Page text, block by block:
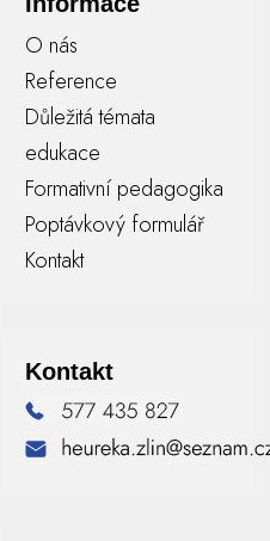
O nás
Reference
Důležitá témata
edukace
Formativní pedagogika
Poptávkový formulář
Kontakt
Kontakt